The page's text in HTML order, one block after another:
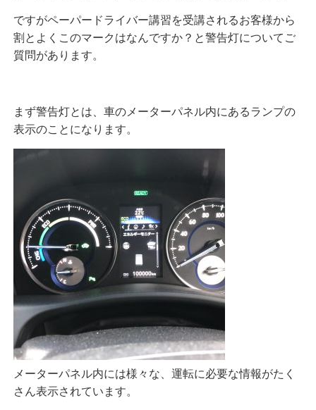
ですがペーパードライバー講習を受講されるお客様から
割とよくこのマークはなんですか？と警告灯についてご
質問があります。
まず警告灯とは、車のメーターパネル内にあるランプの
表示のことになります。
メーターパネル内には様々な、運転に必要な情報がたく
さん表示されています。